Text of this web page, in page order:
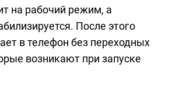
на рабочий режим, а
После этого
в телефон без переходных
возникают при запуске